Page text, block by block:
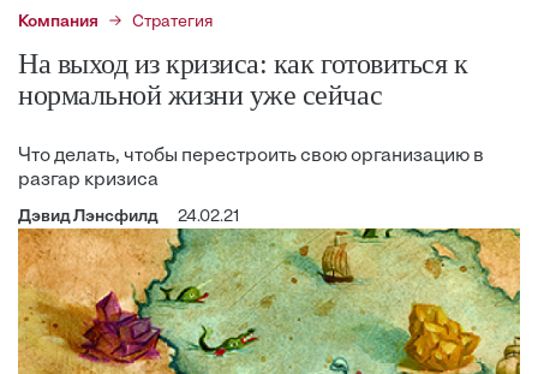
Компания Стратегия
На выход из кризиса: как готовиться к
нормальной жизни уже сейчас
Что делать, чтобы перестроить свою организацию в
разгар кризиса
Дэвид Лэнсфилд 24.02.21